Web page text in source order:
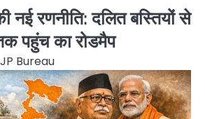
नई रणनीति: दलित बस्तियों से
पहुंच का रोडमैप
JP Bureau